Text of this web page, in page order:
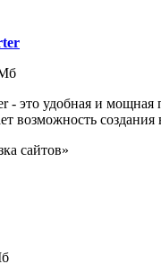
- это удобная и мощная
возможность создания
сайтов»